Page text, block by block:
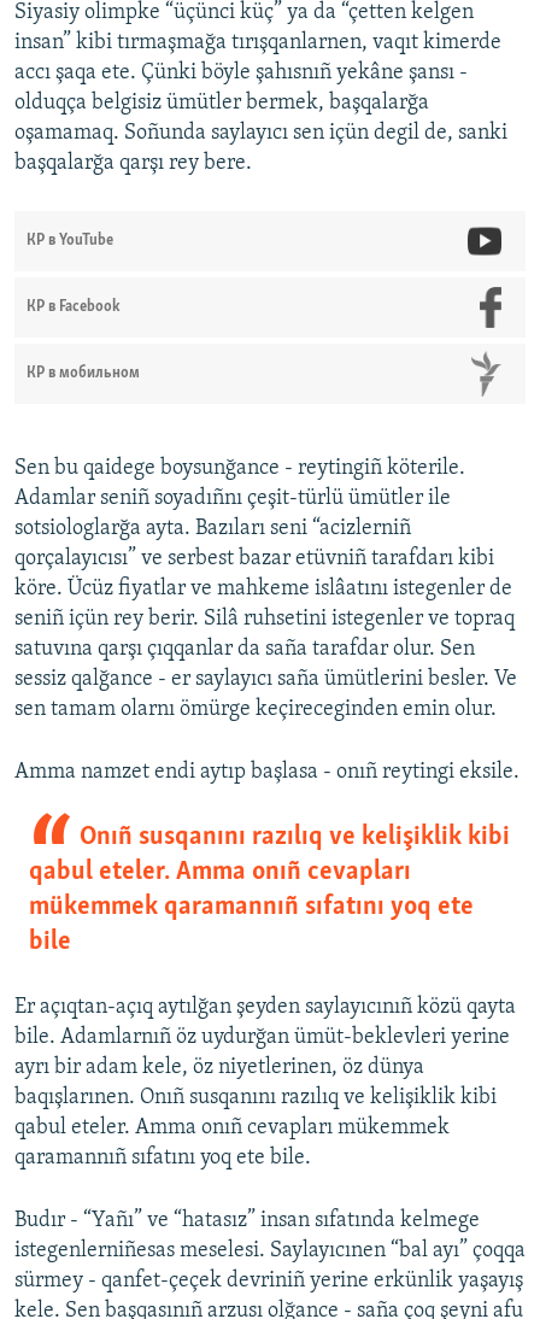
Siyasiy olimpke “üçünci küç” ya da “çetten kelgen
insan” kibi tırmaşmağa tırışqanlarnen, vaqıt kimerde
accı şaqa ete. Çünki böyle şahısnıñ yekâne şansı -
olduqça belgisiz ümütler bermek, başqalarğa
oşamamaq. Soñunda saylayıcı sen içün degil de, sanki
başqalarğa qarşı rey bere.
КР в YouTube
КР в Facebook
КР в мобильном
Sen bu qaidege boysunğance - reytingiñ köterile.
Adamlar seniñ soyadıñnı çeşit-türlü ümütler ile
sotsiologlarğa ayta. Bazıları seni “acizlerniñ
qorçalayıcısı” ve serbest bazar etüvniñ tarafdarı kibi
köre. Ücüz fiyatlar ve mahkeme islâatını istegenler de
seniñ içün rey berir. Silâ ruhsetini istegenler ve topraq
satuvına qarşı çıqqanlar da saña tarafdar olur. Sen
sessiz qalğance - er saylayıcı saña ümütlerini besler. Ve
sen tamam olarnı ömürge keçireceginden emin olur.
Amma namzet endi aytıp başlasa - onıñ reytingi eksile.
Onıñ susqanını razılıq ve kelişiklik kibi
qabul eteler. Amma onıñ cevapları
mükemmek qaramannıñ sıfatını yoq ete
bile
Er açıqtan-açıq aytılğan şeyden saylayıcınıñ közü qayta
bile. Adamlarnıñ öz uydurğan ümüt-beklevleri yerine
ayrı bir adam kele, öz niyetlerinen, öz dünya
baqışlarınen. Onıñ susqanını razılıq ve kelişiklik kibi
qabul eteler. Amma onıñ cevapları mükemmek
qaramannıñ sıfatını yoq ete bile.
Budır - “Yañı” ve “hatasız” insan sıfatında kelmege
istegenlerniñesas meselesi. Saylayıcınen “bal ayı” çoqqa
sürmey - qanfet-çeçek devriniñ yerine erkünlik yaşayış
kele. Sen başqasınıñ arzusı olğance - saña çoq şeyni afu